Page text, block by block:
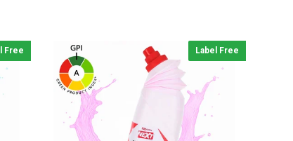
Free Label Free